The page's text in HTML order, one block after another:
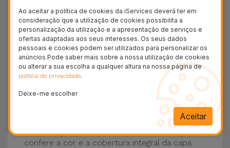
iPhone 17.
Proteção de 3 camadas com as Capas
Silicone
As nossasCapas Silicone iPhone contam com
uma construção robusta e de qualidade, com
, para evitar
- Uma primeira camada de Silicone Líquido
confere a cor e a cobertura integral da capa
Ao aceitar a política de cookies da iServices deverá ter em
consideração que a utilização de cookies possibilita a
personalização da utilização e a apresentação de serviços e
ofertas adaptadas aos seus interesses. Os seus dados
pessoais e cookies podem ser utilizados para personalizar os
anúncios.Pode saber mais sobre a nossa utilização de cookies
ou alterar a sua escolha a qualquer altura na nossa página de
política de privacidade.
Deixe-me escolher
Aceitar